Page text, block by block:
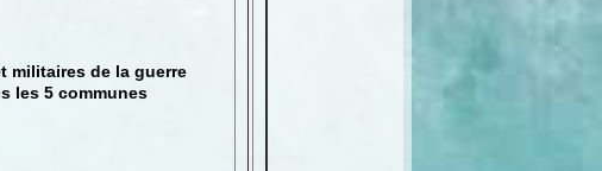
militaires de la guerre
5 communes